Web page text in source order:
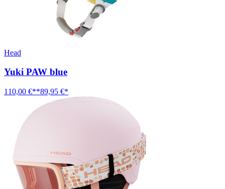
Head
Yuki PAW blue
110,00 €**89,95 €*